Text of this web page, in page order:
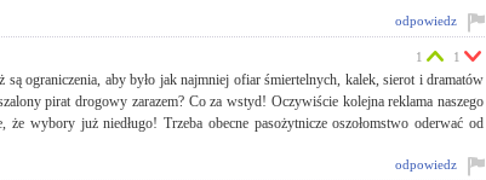
odpowiedz
ograniczenia, aby było jak najmniej ofiar śmiertelnych, kalek, sierot i dramatów
pirat drogowy zarazem? Co za wstyd! Oczywiście kolejna reklama naszego
wybory już niedługo! Trzeba obecne pasożytnicze oszołomstwo oderwać od
1 1
odpowiedz